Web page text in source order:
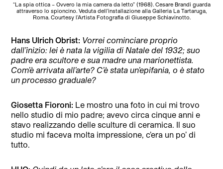
“La spia ottica – Ovvero la mia camera da letto” (1968). Cesare Brandi guarda
attraverso lo spioncino. Veduta dell’installazione alla Galleria La Tartaruga,
Roma. Courtesy l’Artista Fotografia di Giuseppe Schiavinotto.
Hans Ulrich Obrist: Vorrei cominciare proprio
dall’inizio: lei è nata la vigilia di Natale del 1932; suo
padre era scultore e sua madre una marionettista.
Com’è arrivata all’arte? C’è stata un’epifania, o è stato
un processo graduale?
Giosetta Fioroni: Le mostro una foto in cui mi trovo
nello studio di mio padre; avevo circa cinque anni e
stavo realizzando delle sculture di ceramica. Il suo
studio mi faceva molta impressione, c’era un po’ di
tutto.